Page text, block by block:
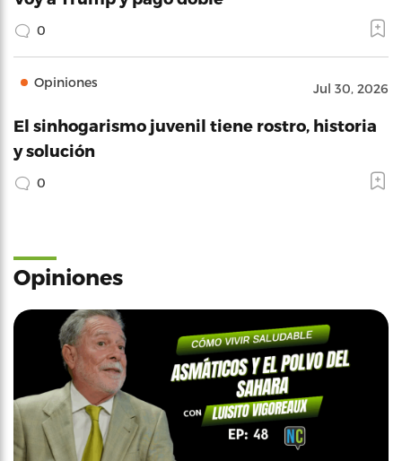
0
Opiniones Jul 30, 2026
El sinhogarismo juvenil tiene rostro, historia
y solución
0
Opiniones